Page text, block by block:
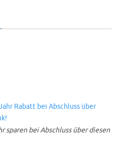
sparen bei Abschluss über diesen